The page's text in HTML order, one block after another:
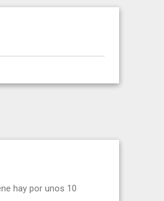
hay por unos 10